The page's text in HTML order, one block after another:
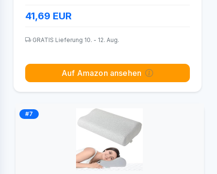
41,69 EUR
GRATIS Lieferung 10. - 12. Aug.
Auf Amazon ansehen
#7